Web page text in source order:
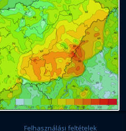
Felhasználási feltételek